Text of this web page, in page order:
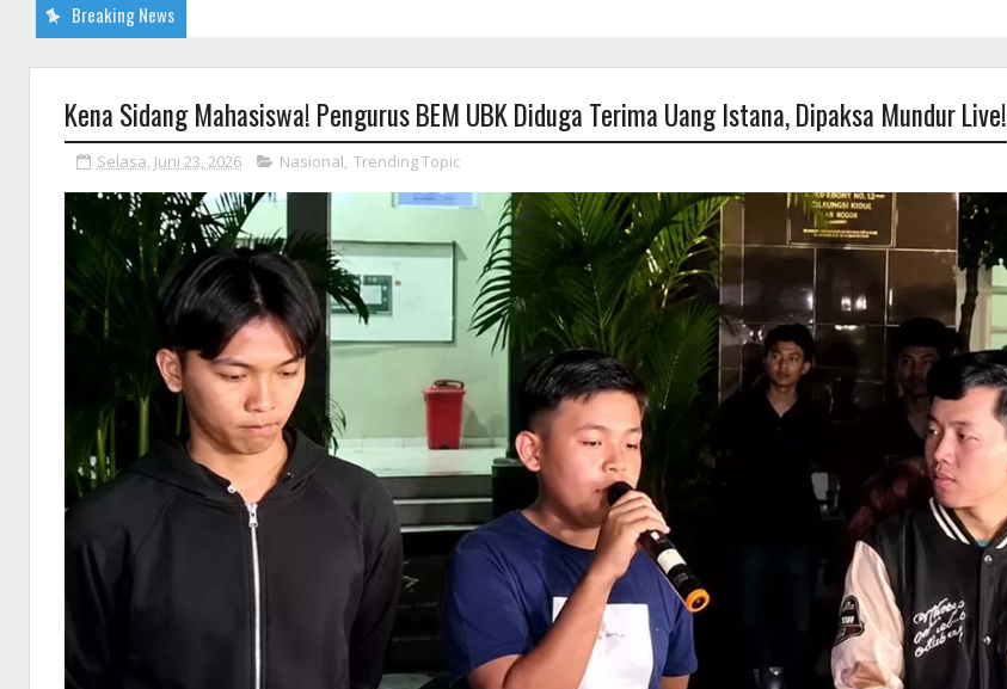
Breaking News
Kena Sidang Mahasiswa! Pengurus BEM UBK Diduga Terima Uang Istana, Dipaksa Mundur Live!
Selasa, Juni 23, 2026 Nasional, Trending Topic